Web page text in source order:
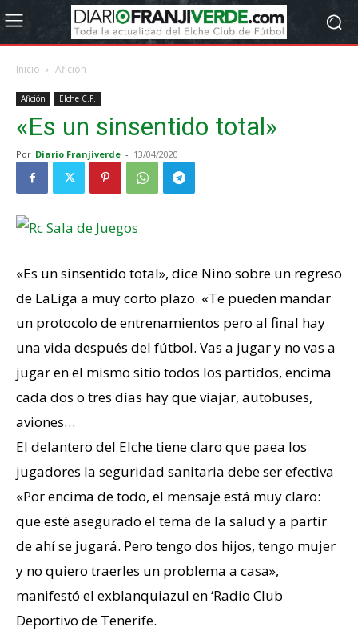
Inicio Afición
Afición Elche C.F.
«Es un sinsentido total»
Por Diario Franjiverde - 13/04/2020
«Es un sinsentido total», dice Nino sobre un regreso
de LaLiga a muy corto plazo. «Te pueden mandar
un protocolo de entrenamientos pero al final hay
una vida después del fútbol. Vas a jugar y no vas a
jugar en el mismo sitio todos los partidos, encima
cada dos o tres días hay que viajar, autobuses,
aviones…
El delantero del Elche tiene claro que paea los
jugadores la seguridad sanitaria debe ser efectiva
«Por encima de todo, el mensaje está muy claro:
que esté asegurado el tema de la salud y a partir
de ahí se jugará. Pero tengo dos hijos, tengo mujer
y no quiero traerles un problema a casa»,
manifestó el exblanquiazul en ‘Radio Club
Deportivo de Tenerife.